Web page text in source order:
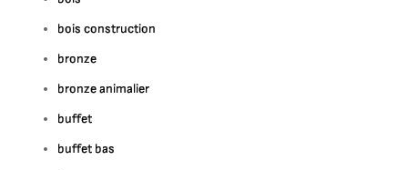
bois construction
bronze
bronze animalier
buffet
buffet bas